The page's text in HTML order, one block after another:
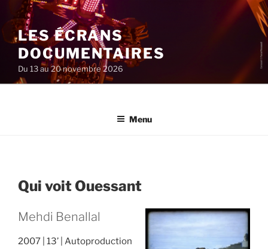
au
contenu
principal
LES ÉCRANS
DOCUMENTAIRES
Du 13 au 20 novembre 2026
Menu
Qui voit Ouessant
Mehdi Benallal
2007 13’
Autoproduction